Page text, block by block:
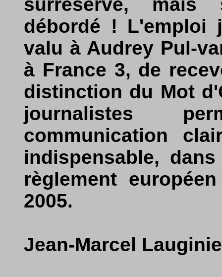
débordé ! L'emploi
valu à Audrey Pul-
à France 3, de
distinction du Mot
journalistes
communication
indispensable,
règlement
2005.
Jean-Marcel